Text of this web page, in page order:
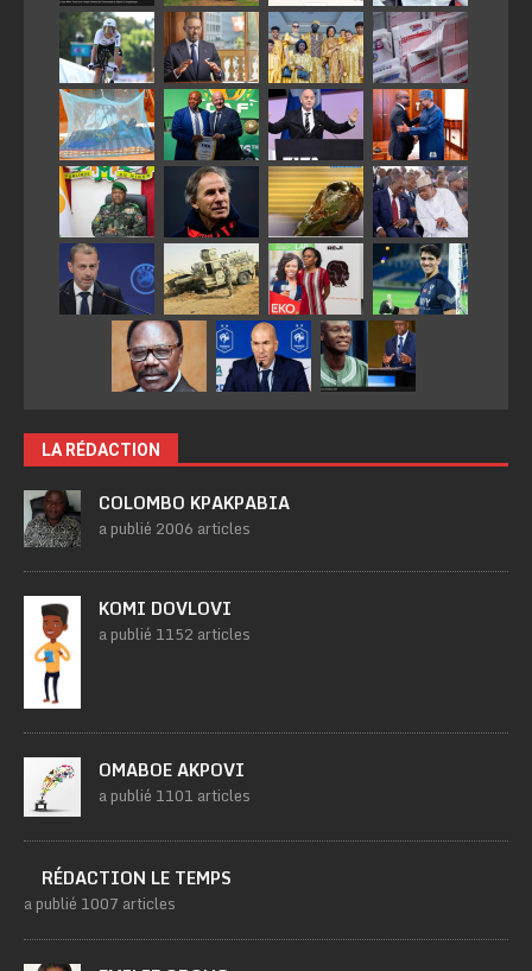
LA RÉDACTION
COLOMBO KPAKPABIA
a publié 2006 articles
KOMI DOVLOVI
a publié 1152 articles
OMABOE AKPOVI
a publié 1101 articles
RÉDACTION LE TEMPS
a publié 1007 articles